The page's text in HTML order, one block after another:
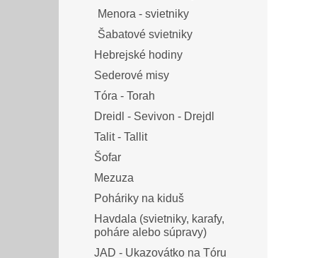
Menora - svietniky
Šabatové svietniky
Hebrejské hodiny
Sederové misy
Tóra - Torah
Dreidl - Sevivon - Drejdl
Talit - Tallit
Šofar
Mezuza
Poháriky na kiduš
Havdala (svietniky, karafy,
poháre alebo súpravy)
JAD - Ukazovátko na Tóru